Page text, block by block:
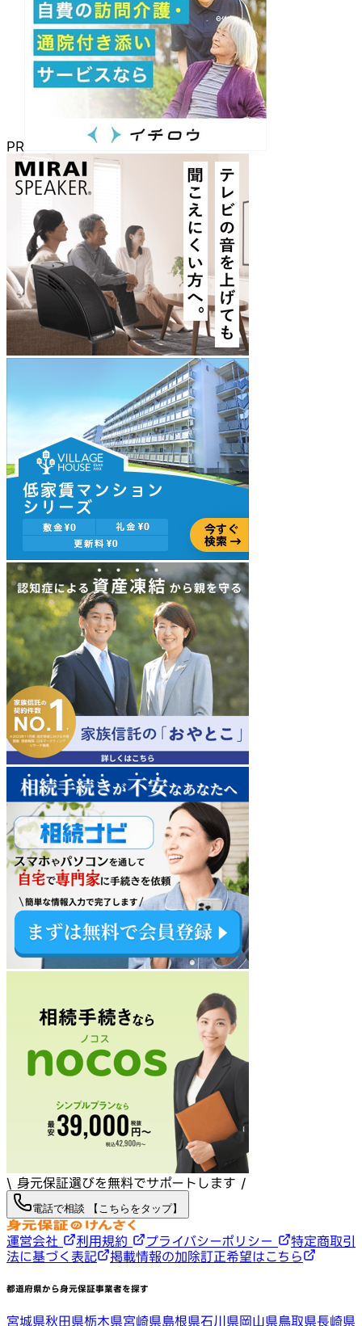
PR
\ 身元保証選びを無料でサポートします /
電話で相談 【こちらをタップ】
運営会社 利用規約 プライバシーポリシー
特定商取引
法に基づく表記
掲載情報の加除訂正希望はこちら
都道府県から身元保証事業者を探す
宮城県秋田県栃木県宮崎県島根県石川県岡山県鳥取県長崎県